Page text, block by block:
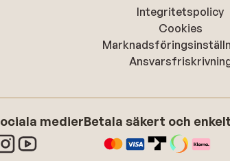
Integritetspolicy
Cookies
medierBetala säkert och enkelt